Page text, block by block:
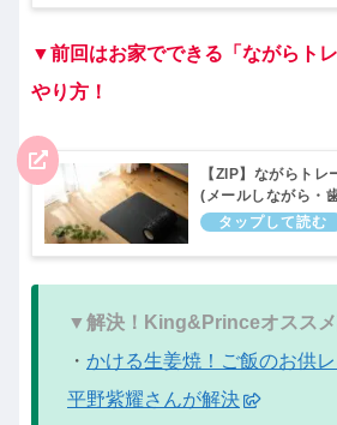
▼前回はお家でできる「ながらト
やり方！
【ZIP】ながらト
(メールしながら・
キンプリ高橋海人
▼解決！King&Princeオスス
・ かける生姜焼！ご飯のお供
平野紫耀さんが解決